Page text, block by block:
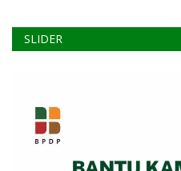
SLIDER